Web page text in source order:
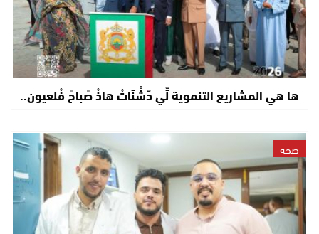
ها هي المشاريع التنموية لِّي دّشْنَاتْ هاذْ صْبَاحْ فْلعيون..
صحة